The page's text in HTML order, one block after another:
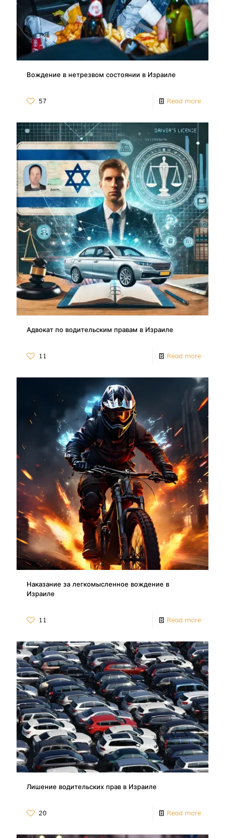
Вождение в нетрезвом состоянии в Израиле
57 Read more
Адвокат по водительским правам в Израиле
11 Read more
Наказание за легкомысленное вождение в
Израиле
11 Read more
Лишение водительских прав в Израиле
20 Read more